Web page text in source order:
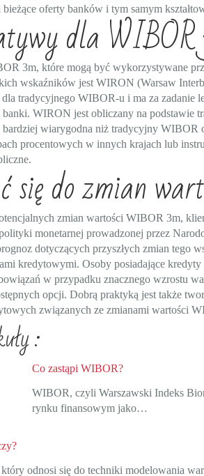
oferty banków i tym samym
dla WIBOR
3m, które mogą być wykorzystywane
wskaźników jest WIRON (Warsaw
tradycyjnego WIBOR-u i ma za zadanie
banki. WIRON jest obliczany na podstawie
wiarygodna niż tradycyjny WIBOR
procentowych w innych krajach lub
się do zmian
zmian wartości WIBOR 3m,
monetarnej prowadzonej przez
dotyczących przyszłych zmian tego
kredytowymi. Osoby posiadające
w przypadku znacznego wzrostu
opcji. Dobrą praktyką jest także
związanych ze zmianami wartości
:
Co zastąpi WIBOR?
WIBOR, czyli Warszawski Indeks
rynku finansowym jako…
który odnosi się do techniki modelowania